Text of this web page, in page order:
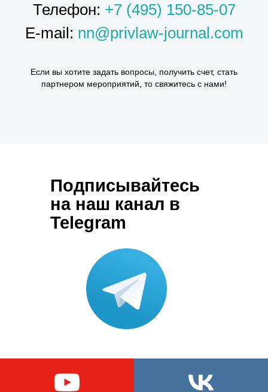
Телефон: +7 (495) 150-85-07
E-mail: nn@privlaw-journal.com
Если вы хотите задать вопросы, получить счет, стать
партнером мероприятий, то свяжитесь с нами!
Подписывайтесь
на наш канал в
Telegram